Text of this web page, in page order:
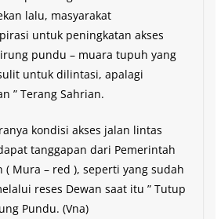
lalu, masyarakat
untuk peningkatan akses
pundu – muara tupuh yang
untuk dilintasi, apalagi
” Terang Sahrian.
kondisi akses jalan lintas
tanggapan dari Pemerintah
( Mura – red ), seperti yang sudah
reses Dewan saat itu ” Tutup
Pundu. (Vna)